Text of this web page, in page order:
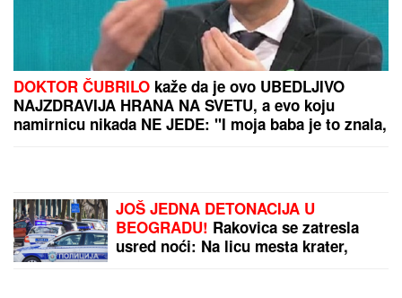
VEZA BOŽIDARA ĐELIĆA